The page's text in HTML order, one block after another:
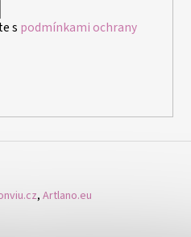
s podmínkami ochrany
, Artlano.eu